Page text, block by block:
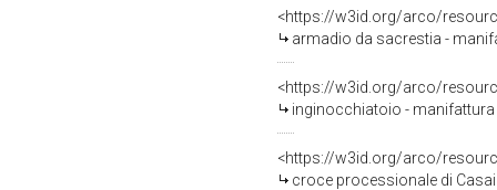
<https://w3id.org/arco/
armadio da sacrestia -
<https://w3id.org/arco/
inginocchiatoio - manifattura
<https://w3id.org/arco/
croce processionale di